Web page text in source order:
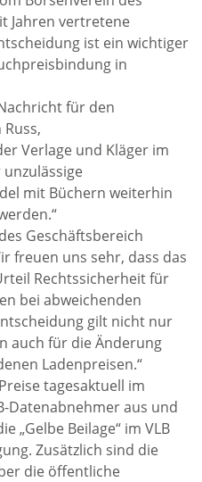
Jahren vertretene
ist ein wichtiger
in
für den
Verlage und Kläger im
mit Büchern weiterhin
Geschäftsbereich
freuen uns sehr, dass das
Rechtssicherheit für
bei abweichenden
gilt nicht nur
auch für die Änderung
Ladenpreisen.“
tagesaktuell im
Datenabnehmer aus und
„Gelbe Beilage“ im VLB
Zusätzlich sind die
die öffentliche